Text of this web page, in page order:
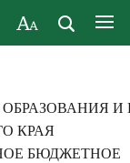
И
КРАЯ
БЮДЖЕТНОЕ